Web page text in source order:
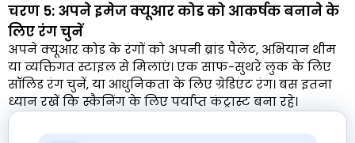
चरण 5: अपने इमेज क्यूआर कोड को आकर्षक बनाने के
लिए रंग चुनें
अपने क्यूआर कोड के रंगों को अपनी ब्रांड पैलेट, अभियान थीम
या व्यक्तिगत स्टाइल से मिलाएं। एक साफ-सुथरे लुक के लिए
सॉलिड रंग चुनें, या आधुनिकता के लिए ग्रेडिएंट रंग। बस इतना
ध्यान रखें कि स्कैनिंग के लिए पर्याप्त कंट्रास्ट बना रहे।